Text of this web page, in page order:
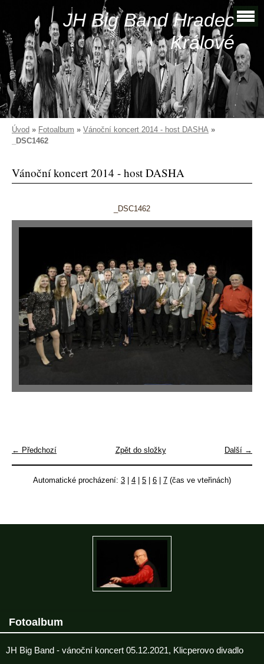
JH Big Band Hradec
Králové
Úvod » Fotoalbum » Vánoční koncert 2014 - host DASHA »
_DSC1462
Vánoční koncert 2014 - host DASHA
_DSC1462
← Předchozí Další →
Zpět do složky
Automatické procházení: 3 4 5 6 7 (čas ve vteřinách)
Fotoalbum
JH Big Band - vánoční koncert 05.12.2021, Klicperovo divadlo